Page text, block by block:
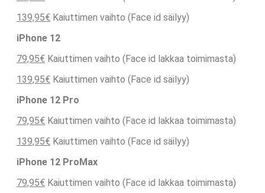
139,95€ Kaiuttimen vaihto (Face id säilyy)
iPhone 12
79,95€ Kaiuttimen vaihto (Face id lakkaa toimimasta)
139,95€ Kaiuttimen vaihto (Face id säilyy)
iPhone 12 Pro
79,95€ Kaiuttimen vaihto (Face id lakkaa toimimasta)
139,95€ Kaiuttimen vaihto (Face id säilyy)
iPhone 12 ProMax
79,95€ Kaiuttimen vaihto (Face id lakkaa toimimasta)